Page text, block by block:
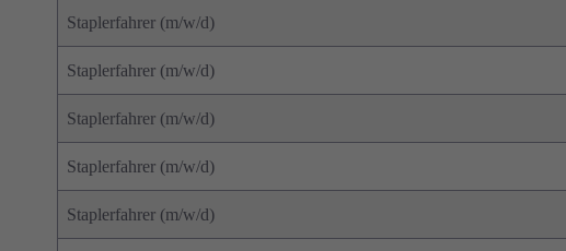
Staplerfahrer (m/w/d)
Staplerfahrer (m/w/d)
Staplerfahrer (m/w/d)
Staplerfahrer (m/w/d)
Staplerfahrer (m/w/d)